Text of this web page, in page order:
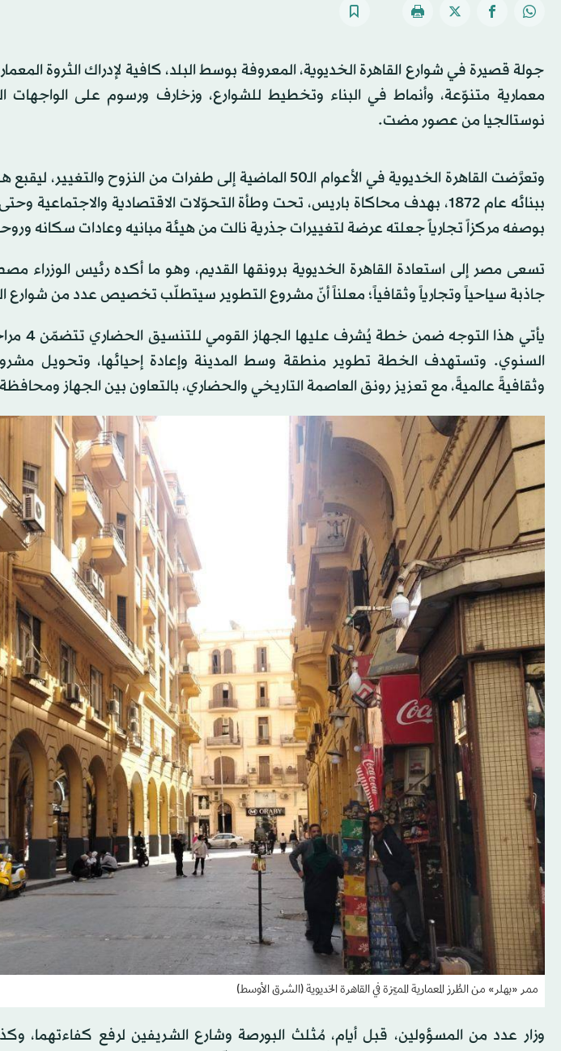
جولة قصيرة في شوارع القاهرة الخديوية، المعروفة بوسط البلد، كافية لإدراك الثروة
معمارية متنوّعة، وأنماط في البناء وتخطيط للشوارع، وزخارف ورسوم على الواجهات
نوستالجيا من عصور مضت.
وتعرَّضت القاهرة الخديوية في الأعوام الـ50 الماضية إلى طفرات من
ببنائه عام 1872، بهدف محاكاة باريس، تحت وطأة التحوّلات الاقتصادية
بوصفه مركزاً تجارياً جعلته عرضة لتغييرات جذرية نالت من هيئة مبانيه وعادات سكانه
تسعى مصر إلى استعادة القاهرة الخديوية برونقها القديم، وهو ما أكده رئيس
جاذبة سياحياً وتجارياً وثقافياً؛ معلناً أنّ مشروع التطوير سيتطلّب تخصيص عدد من شوارع
يأتي
السنوي. وتستهدف الخطة تطوير منطقة وسط المدينة وإعادة إحيائها، وتحويل
وثقافيةً عالميةً، مع تعزيز رونق العاصمة التاريخي والحضاري، بالتعاون بين الجهاز
ممر «بهلر» من الطُرز المعمارية المميّزة في القاهرة الخديوية (الشرق الأوسط)
وزار عدد من المسؤولين، قبل أيام، مُثلث البورصة وشارع الشريفين لرفع كفاءتهما،